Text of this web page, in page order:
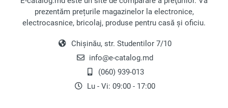
rezultatele durează până la trei săptămâni.
Epilatoare cu Pensete:Modele îmbunătățite
cu capete rotative și pensete mici, mai puțin
dureroase. Vino cu accesorii pentru
îndepărtarea delicată a părului, sunt mai
durabile și adesea rezistente la apă.
Fotoepilatoare:
Folosesc flash-uri de
intensitate ridicată pentru a distruge foliculii
prezentăm prețurile magazinelor la electronice,
electrocasnice, bricolaj, produse pentru casă și oficiu.
Chișinău, str. Studentilor 7/10
info@e-catalog.md
(060) 939-013
Lu - Vi: 09:00 - 17:00